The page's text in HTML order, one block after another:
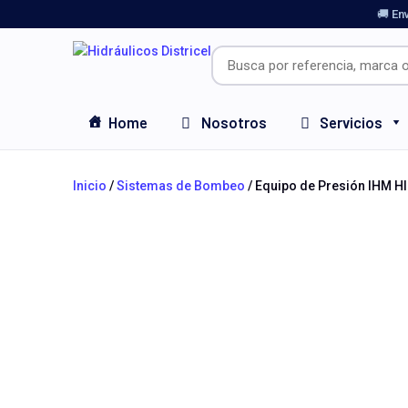
🚚
Home Nosotros Servicios
Inicio /Sistemas de Bombeo / Equipo de Presión IHM